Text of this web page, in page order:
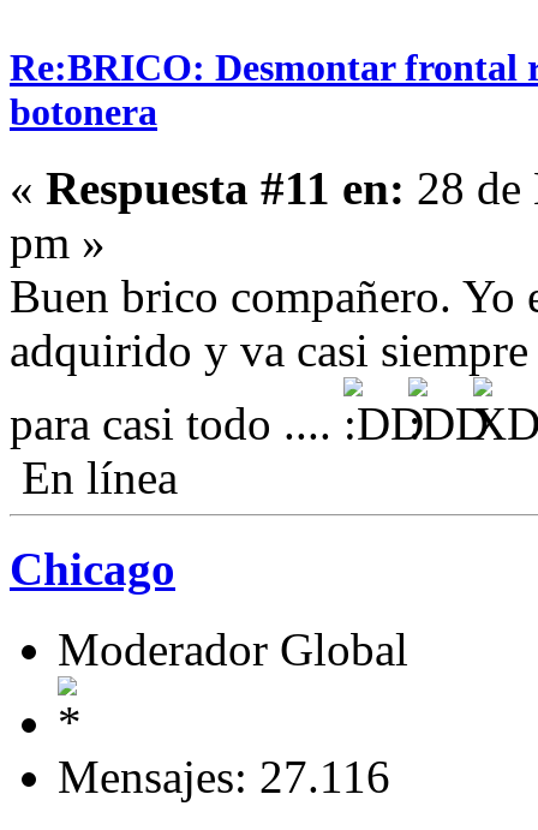
Re:BRICO: Desmontar frontal
botonera
« Respuesta #11 en: 28 de
pm »
Buen brico compañero.
adquirido y va casi
para casi todo ....
En línea
Chicago
Moderador Global
Mensajes: 27.116